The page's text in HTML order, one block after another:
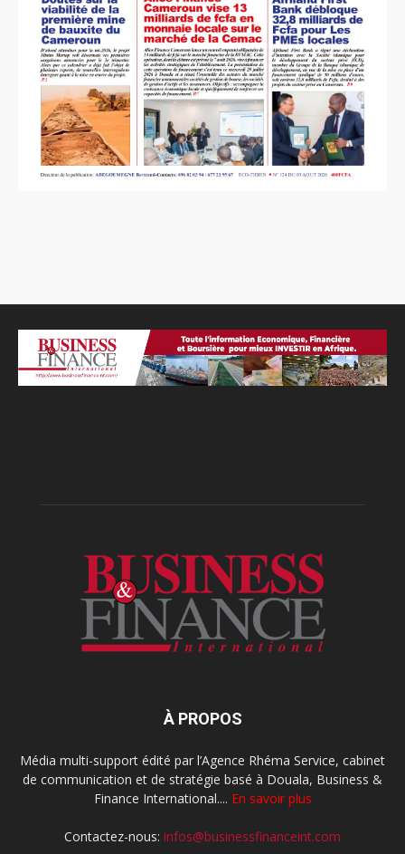
À PROPOS
Média multi-support édité par l’Agence Rhéma Service, cabinet
de communication et de stratégie basé à Douala, Business &
Finance International.... En savoir plus
Contactez-nous: infos@businessfinanceint.com